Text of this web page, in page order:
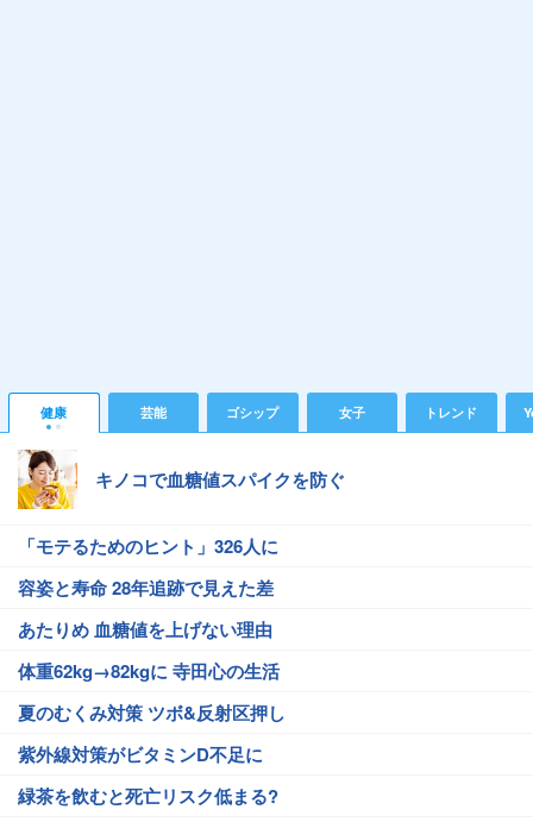
健康 芸能 ゴシップ 女子 トレンド
キノコで血糖値スパイクを防ぐ
「モテるためのヒント」326人に
容姿と寿命 28年追跡で見えた差
あたりめ 血糖値を上げない理由
体重62kg→82kgに 寺田心の生活
夏のむくみ対策 ツボ&反射区押し
紫外線対策がビタミンD不足に
緑茶を飲むと死亡リスク低まる?